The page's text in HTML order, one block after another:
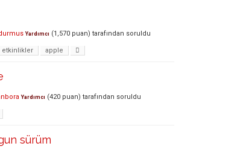
Yardımcı (1,570 puan) tarafından soruldu
etkinlikler apple 
Yardımcı (420 puan) tarafından soruldu
sürüm